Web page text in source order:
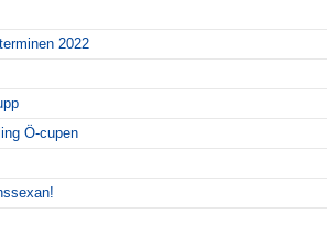
2022
Ö-cupen